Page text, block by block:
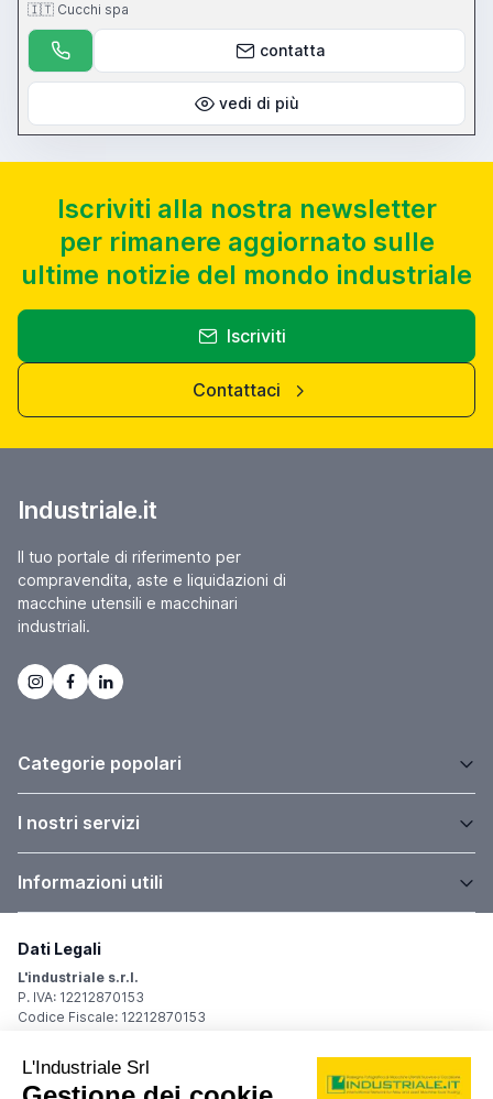
🇮🇹 Cucchi spa
contatta
vedi di più
Iscriviti alla nostra newsletter
per rimanere aggiornato sulle
ultime notizie del mondo industriale
Iscriviti
Contattaci
Industriale.it
Il tuo portale di riferimento per
compravendita, aste e liquidazioni di
macchine utensili e macchinari
industriali.
Categorie popolari
I nostri servizi
Informazioni utili
Dati Legali
L'industriale s.r.l.
P. IVA: 12212870153
Codice Fiscale: 12212870153
Sede Legale
Via Carlo Dolci, 32